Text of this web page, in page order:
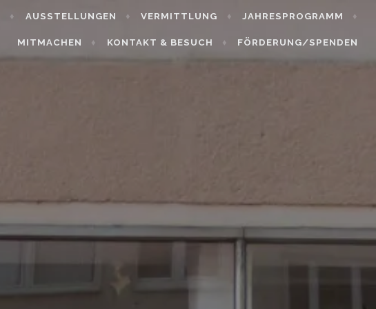
AUSSTELLUNGEN VERMITTLUNG JAHRESPROGRAMM
MITMACHEN KONTAKT & BESUCH FÖRDERUNG/SPENDEN